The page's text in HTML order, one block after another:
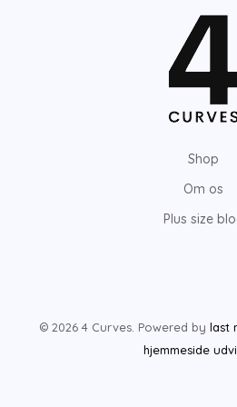
Shop
Om os
Plus size
© 2026 4 Curves. Powered by last
hjemmeside